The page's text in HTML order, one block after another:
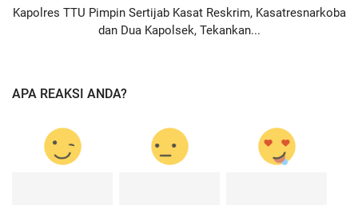
Kapolres TTU Pimpin Sertijab Kasat Reskrim, Kasatresnarkoba
dan Dua Kapolsek, Tekankan...
APA REAKSI ANDA?